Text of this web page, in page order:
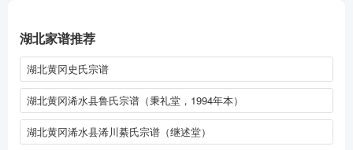
湖北家谱推荐
湖北黄冈史氏宗谱
湖北黄冈浠水县鲁氏宗谱（秉礼堂，1994年本）
湖北黄冈浠水县浠川綦氏宗谱（继述堂）